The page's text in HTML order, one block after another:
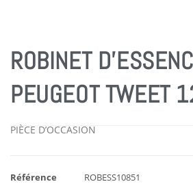
ROBINET
PEUGEOT TWEET
PIÈCE D’OCCASION
Référence
ROBESS10851